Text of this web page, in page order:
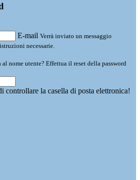
E-mail Verrà inviato un messaggio
necessarie.
nome utente? Effettua il reset della password
controllare la casella di posta elettronica!